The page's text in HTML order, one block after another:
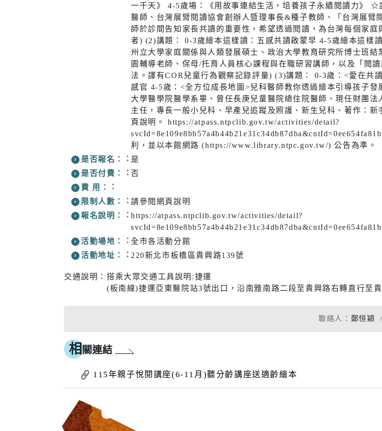
交通
即時路況
公車資訊
免費新北市新巴士
新北捷運
新北市公共自行車
(YouBike)
休閒
運動場館介紹
運動地圖
河濱公園綠地
運動場館租借
觀光旅遊
藝文活動
一千天》 4-5歲場：《用故事連結生活，培養孩子永續閱讀力》
醫師、台灣展臂閱讀協會創辦人暨理事長&種子教師、「台灣展臂
師於診間告知家長共讀的重要性，希望透過閱讀，為台灣每個家
者) (2)講題： 0-3歲繪本這樣讀：五感共讀啟蒙早 4-5歲繪本這樣
州立大學家庭關係與人類發展碩士、政治大學教育研究所博士班
園輔導老師、保母/托育人員核心課程與在職研習講師，以及「閱
法。譯有COR兒童行為觀察記錄評量) (3)講題： 0-3歲：<愛在共
感官 4-5歲：<全方位成長地圖>兒科醫師教你透過繪本引導孩子
大學醫學院醫學系畢、曾任長庚兒童醫院總住院醫師、現任財團
主任，專長一般小兒科、早產兒追蹤及照護、新生兒科、著作：
頁說明。 https://atpass.ntpclib.gov.tw/activities/detail?
利，並以本館網路 (https://www.library.ntpc.gov.tw/) 公告為準。
是否報名：
是
是否付費：
否
費 用：
限制人數：
請參閱網頁說明
報名說明：
https://atpass.ntpclib.gov.tw/activities/detail?
活動場地：
全市各活動分館
活動地址：
220新北市板橋區貴興路139號
交通說明： 搭乘大眾交通工具說明:捷運
(板南線)捷運亞東醫院站3號出口，沿南雅南路二段至貴興路右轉直行至
聯絡人： 鄭恒穎
相 關連結
115年親子悅閱講座(6-11月)聽分齡講座送適齡繪本